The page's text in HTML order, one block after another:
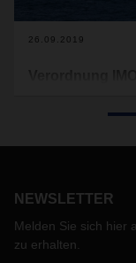
26.09.2019
NEWSLETTER
Melden Sie sich hier
zu erhalten.